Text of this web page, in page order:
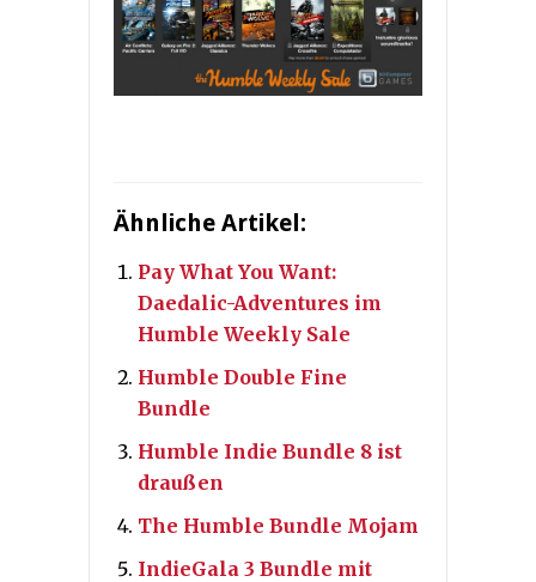
Ähnliche Artikel:
Pay What You Want:
Daedalic-Adventures im
Humble Weekly Sale
Humble Double Fine
Bundle
Humble Indie Bundle 8 ist
draußen
The Humble Bundle Mojam
IndieGala 3 Bundle mit